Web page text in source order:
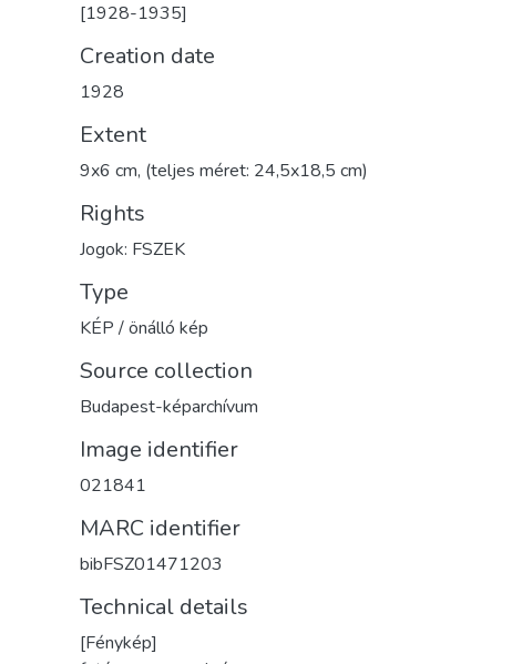
[1928-1935]
Creation date
1928
Extent
9x6 cm, (teljes méret: 24,5x18,5 cm)
Rights
Jogok: FSZEK
Type
KÉP / önálló kép
Source collection
Budapest-képarchívum
Image identifier
021841
MARC identifier
bibFSZ01471203
Technical details
[Fénykép]